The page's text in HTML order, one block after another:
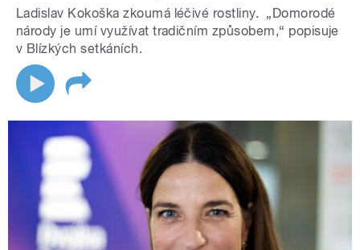
Ladislav Kokoška zkoumá léčivé rostliny. „Domorodé
národy je umí využívat tradičním způsobem,“ popisuje
v Blízkých setkáních.